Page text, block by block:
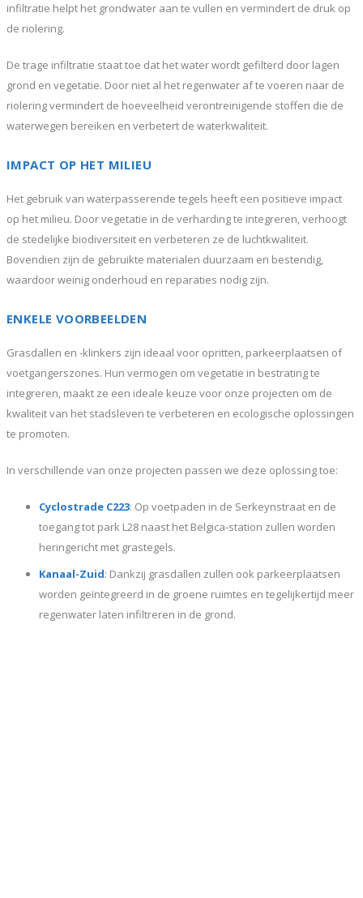
infiltratie helpt het grondwater aan te vullen en vermindert de druk op
de riolering.
De trage infiltratie staat toe dat het water wordt gefilterd door lagen
grond en vegetatie. Door niet al het regenwater af te voeren naar de
riolering vermindert de hoeveelheid verontreinigende stoffen die de
waterwegen bereiken en verbetert de waterkwaliteit.
IMPACT OP HET MILIEU
Het gebruik van waterpasserende tegels heeft een positieve impact
op het milieu. Door vegetatie in de verharding te integreren, verhoogt
de stedelijke biodiversiteit en verbeteren ze de luchtkwaliteit.
Bovendien zijn de gebruikte materialen duurzaam en bestendig,
waardoor weinig onderhoud en reparaties nodig zijn.
ENKELE VOORBEELDEN
Grasdallen en -klinkers zijn ideaal voor opritten, parkeerplaatsen of
voetgangerszones. Hun vermogen om vegetatie in bestrating te
integreren, maakt ze een ideale keuze voor onze projecten om de
kwaliteit van het stadsleven te verbeteren en ecologische oplossingen
te promoten.
In verschillende van onze projecten passen we deze oplossing toe:
Cyclostrade C223: Op voetpaden in de Serkeynstraat en de
toegang tot park L28 naast het Belgica-station zullen worden
heringericht met grastegels.
Kanaal-Zuid: Dankzij grasdallen zullen ook parkeerplaatsen
worden geïntegreerd in de groene ruimtes en tegelijkertijd meer
regenwater laten infiltreren in de grond.